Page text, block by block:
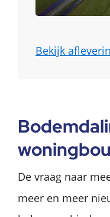
Bekijk
De vraag naar
meer en meer